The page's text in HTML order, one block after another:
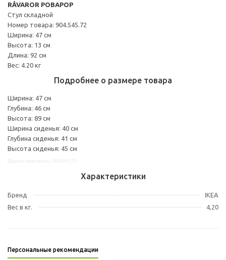
RÅVAROR РОВАРОР
Стул складной
Номер товара: 904.545.72
Ширина: 47 см
Высота: 13 см
Длина: 92 см
Вес: 4.20 кг
Подробнее о размере товара
Ширина: 47 см
Глубина: 46 см
Высота: 89 см
Ширина сиденья: 40 см
Глубина сиденья: 41 см
Высота сиденья: 45 см
Характеристики
Бренд
IKEA
Вес в кг.
4,20
Персональные рекомендации